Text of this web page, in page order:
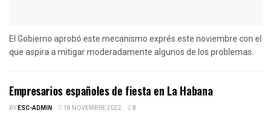
El Gobierno aprobó este mecanismo exprés este noviembre con el
que aspira a mitigar moderadamente algunos de los problemas.
Empresarios españoles de fiesta en La Habana
BYESC-ADMIN 18 NOVEMBRE 2022 0